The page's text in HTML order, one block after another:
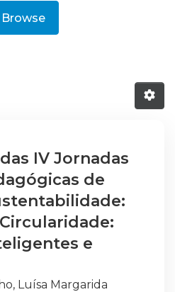
IV Jornadas
de
e
Luísa Margarida